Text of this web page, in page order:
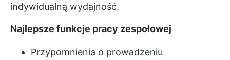
indywidualną wydajność.
Najlepsze funkcje pracy zespołowej
Przypomnienia o prowadzeniu